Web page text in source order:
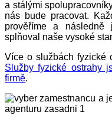
a stálými
nás bude pracovat.
prověříme a
splňoval naše vysoké
Více o službách fyzické
Služby fyzické ostrahy
firmě.